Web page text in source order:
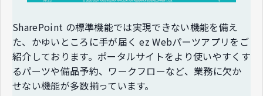
SharePoint の標準機能では実現できない機能を備え
た、かゆいところに手が届く ez Webパーツアプリをご
紹介しております。ポータルサイトをより使いやすくす
るパーツや備品予約、ワークフローなど、業務に欠か
せない機能が多数揃っています。